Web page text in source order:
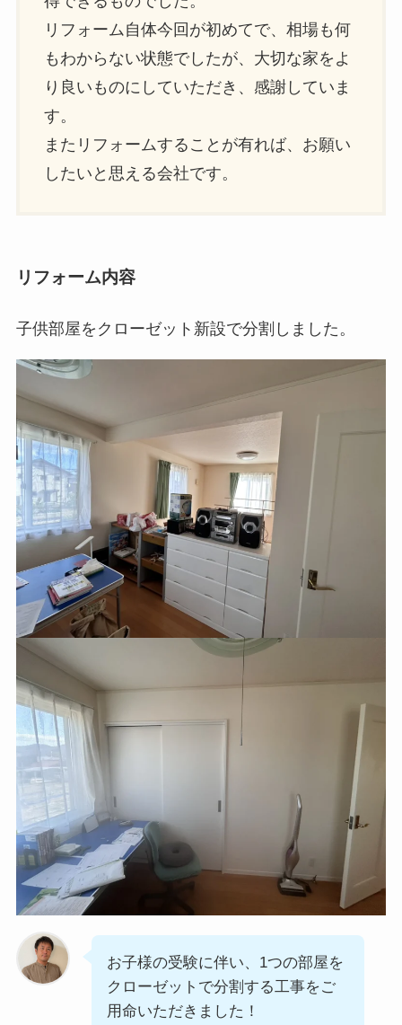
リフォーム自体今回が初めてで、相場も何
もわからない状態でしたが、大切な家をよ
り良いものにしていただき、感謝していま
す。
またリフォームすることが有れば、お願い
したいと思える会社です。
リフォーム内容
子供部屋をクローゼット新設で分割しました。
お子様の受験に伴い、1つの部屋を
クローゼットで分割する工事をご
用命いただきました！